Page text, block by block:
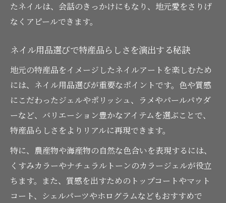
たネイルは、会話のきっかけにもなり、地元愛をさりげ
なくアピールできます。
ネイル用品選びで特産品らしさを演出する秘訣
地元の特産品をイメージしたネイルアートを楽しむため
には、ネイル用品選びが重要なポイントです。色や質感
にこだわったジェルやポリッシュ、ラメやパールパウダ
ーなど、バリエーション豊かなアイテムを選ぶことで、
特産品らしさをよりリアルに再現できます。
特に、農産物や海産物の自然な色合いを表現するには、
くすみカラーやナチュラルトーンのカラージェルが役立
ちます。また、質感を出すためのトップコートやマット
コート、シェルパーツやホログラムなどもおすすめで